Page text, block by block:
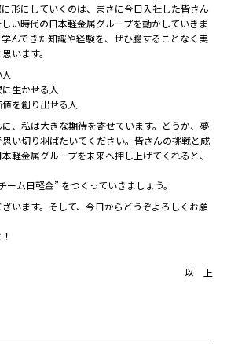
形にしていくのは、まさに今日入社した皆さん
い時代の日本軽金属グループを動かしていきま
んできた知識や経験を、ぜひ臆することなく実
います。
生かせる人
を創り出せる人
、私は大きな期待を寄せています。どうか、夢
い切り羽ばたいてください。皆さんの挑戦と成
軽金属グループを未来へ押し上げてくれると、
ム日軽金” をつくっていきましょう。
います。そして、今日からどうぞよろしくお願
以 上